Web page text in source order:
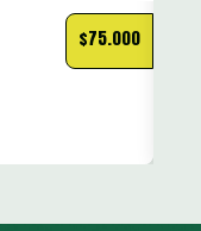
$75.000